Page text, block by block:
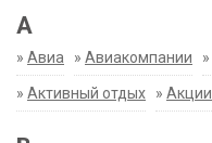
А
» Авиа » Авиакомпании »
» Активный отдых » Акции